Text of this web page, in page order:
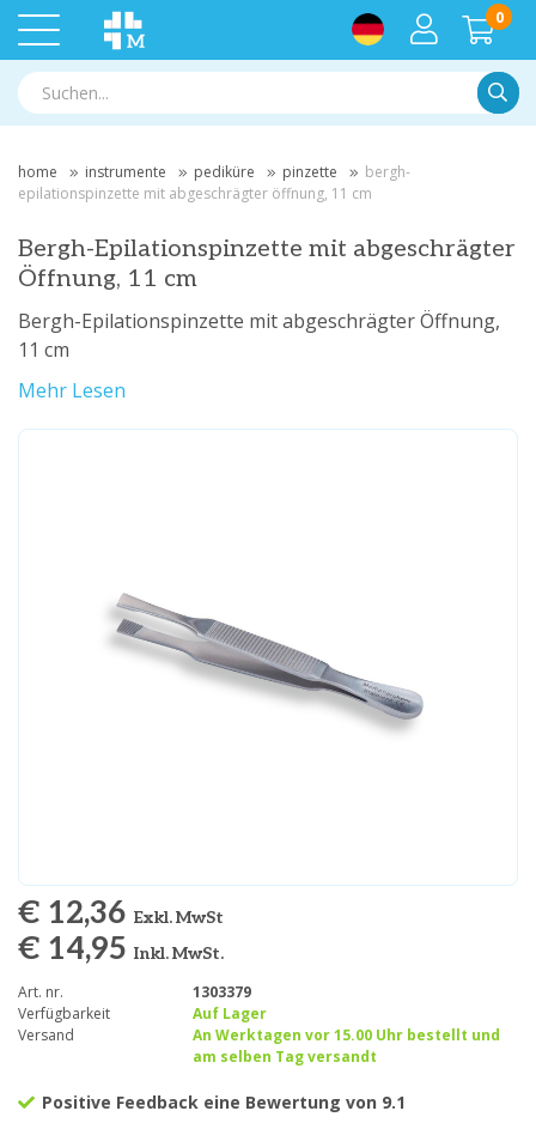
0
home instrumente pediküre pinzette
bergh-
epilationspinzette mit abgeschrägter öffnung, 11 cm
Bergh-Epilationspinzette mit abgeschrägter
Öffnung, 11 cm
Bergh-Epilationspinzette mit abgeschrägter Öffnung,
11 cm
Mehr Lesen
€ 12,36 Exkl. MwSt
€ 14,95 Inkl. MwSt.
Art. nr.
1303379
Verfügbarkeit
Auf Lager
Versand
An Werktagen vor 15.00 Uhr bestellt und
am selben Tag versandt
Positive Feedback eine Bewertung von 9.1